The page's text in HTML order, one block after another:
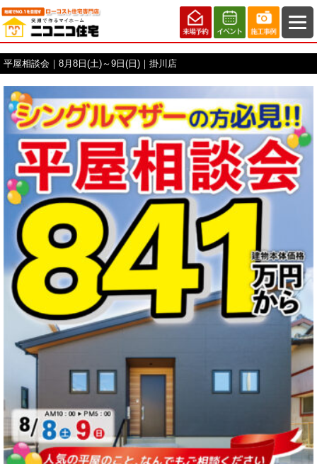
平屋相談会｜8月8日(土)～9日(日)｜掛川店